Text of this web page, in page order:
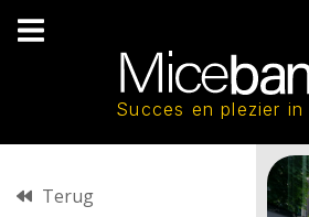
Succes en plezier
Terug